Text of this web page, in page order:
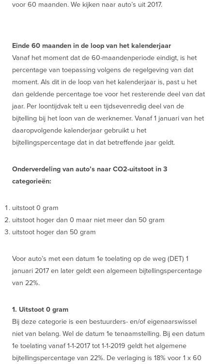
voor 60 maanden. We kijken naar auto’s uit 2017.
Einde 60 maanden in de loop van het kalenderjaar
Vanaf het moment dat de 60-maandenperiode eindigt, is het
percentage van toepassing volgens de regelgeving van dat
moment. Als dit in de loop van het kalenderjaar is, past u het
dan geldende percentage toe voor het resterende deel van dat
jaar. Per loontijdvak telt u een tijdsevenredig deel van de
bijtelling bij het loon van de werknemer. Vanaf 1 januari van het
daaropvolgende kalenderjaar gebruikt u het
bijtellingspercentage dat in dat betreffende jaar geldt.
Onderverdeling van auto’s naar CO2-uitstoot in 3
categorieën:
uitstoot 0 gram
uitstoot hoger dan 0 maar niet meer dan 50 gram
uitstoot hoger dan 50 gram
Voor auto’s met een datum 1e toelating op de weg (DET) 1
januari 2017 en later geldt een algemeen bijtellingspercentage
van 22%.
1. Uitstoot 0 gram
Bij deze categorie is een bestuurders- en/of eigenaarswissel
niet van belang. Wel de datum 1e tenaamstelling. Bij een datum
1e toelating vanaf 1-1-2017 tot 1-1-2019 geldt het algemene
bijtellingspercentage van 22%. De verlaging is 18% voor 1 x 60